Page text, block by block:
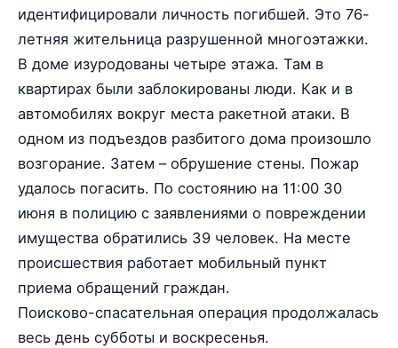
идентифицировали личность погибшей. Это 76-
летняя жительница разрушенной многоэтажки.
В доме изуродованы четыре этажа. Там в
квартирах были заблокированы люди. Как и в
автомобилях вокруг места ракетной атаки. В
одном из подъездов разбитого дома произошло
возгорание. Затем – обрушение стены. Пожар
удалось погасить. По состоянию на 11:00 30
июня в полицию с заявлениями о повреждении
имущества обратились 39 человек. На месте
происшествия работает мобильный пункт
приема обращений граждан.
Поисково-спасательная операция продолжалась
весь день субботы и воскресенья.